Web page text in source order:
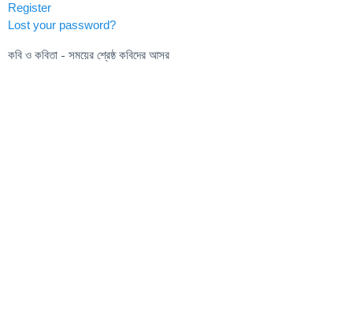
Register
Lost your password?
কবি ও কবিতা - সময়ের শ্রেষ্ঠ কবিদের আসর